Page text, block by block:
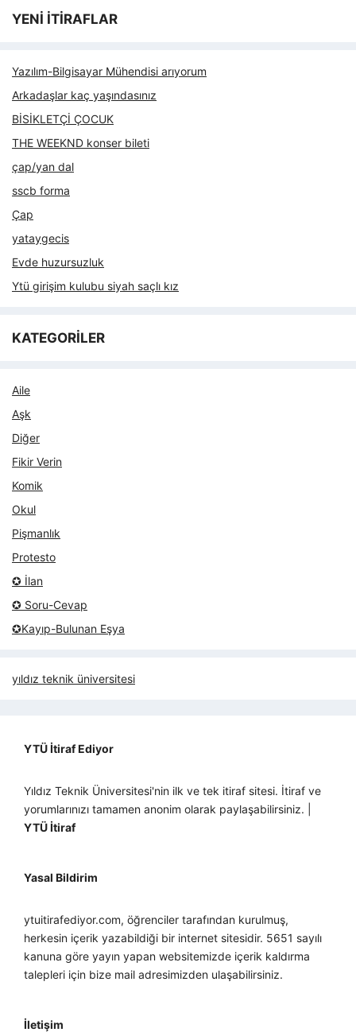
YENİ İTİRAFLAR
Yazılım-Bilgisayar Mühendisi arıyorum
Arkadaşlar kaç yaşındasınız
BİSİKLETÇİ ÇOCUK
THE WEEKND konser bileti
çap/yan dal
sscb forma
Çap
yataygecis
Evde huzursuzluk
Ytü girişim kulubu siyah saçlı kız
KATEGORİLER
Aile
Aşk
Diğer
Fikir Verin
Komik
Okul
Pişmanlık
Protesto
✪ İlan
✪ Soru-Cevap
✪Kayıp-Bulunan Eşya
yıldız teknik üniversitesi
YTÜ İtiraf Ediyor
Yıldız Teknik Üniversitesi'nin ilk ve tek itiraf sitesi. İtiraf ve
yorumlarınızı tamamen anonim olarak paylaşabilirsiniz. |
YTÜ İtiraf
Yasal Bildirim
ytuitirafediyor.com, öğrenciler tarafından kurulmuş,
herkesin içerik yazabildiği bir internet sitesidir. 5651 sayılı
kanuna göre yayın yapan websitemizde içerik kaldırma
talepleri için bize mail adresimizden ulaşabilirsiniz.
İletişim